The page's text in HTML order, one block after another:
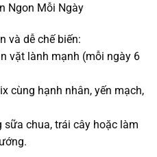
Ngon Mỗi Ngày
và dễ chế biến:
vặt lành mạnh (mỗi ngày 6
cùng hạnh nhân, yến mạch,
sữa chua, trái cây hoặc làm